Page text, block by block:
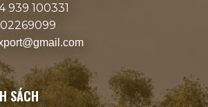
939 100331
SÁCH